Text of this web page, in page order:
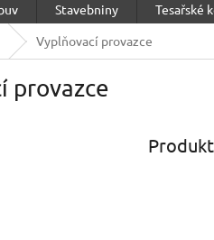
Stavebniny Tesařské
Vyplňovací provazce
provazce